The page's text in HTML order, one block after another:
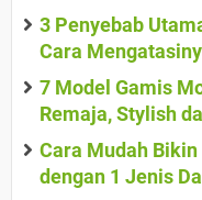
3 Penyebab
Cara
7 Model Gamis
Remaja, Stylish
Cara Mudah
dengan 1 Jenis